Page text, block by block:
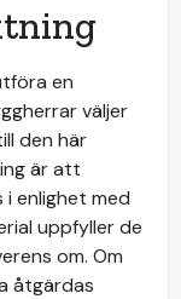
en
väljer
den här
är att
enlighet med
uppfyller de
om. Om
åtgärdas